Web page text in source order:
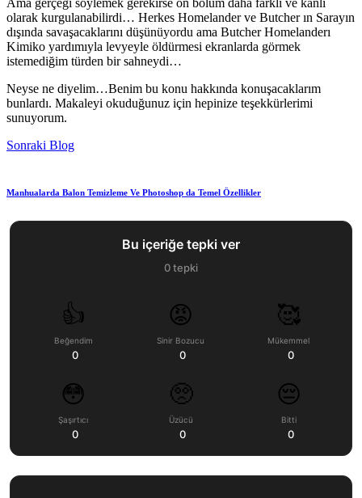
olarak kurgulanabilirdi… Herkes Homelander ve Butcher ın Sarayın
dışında savaşacaklarını düşünüyordu ama Butcher Homelanderı
Kimiko yardımıyla levyeyle öldürmesi ekranlarda görmek
istemediğim türden bir sahneydi…
Neyse ne diyelim…Benim bu konu hakkında konuşacaklarım
bunlardı. Makaleyi okuduğunuz için hepinize teşekkürlerimi
sunuyorum.
Sonraki Blog
Manhualarda Balon Temizleme Ve Photoshop da Temel Özellikler
Bu içeriğe tepki ver
0tepki
👍
Beğendim
0
😡
Sinir Bozucu
0
🥰
Mükemmel
0
😳
Şaşırtıcı
0
🥺
Üzücü
0
😔
Bitti
0